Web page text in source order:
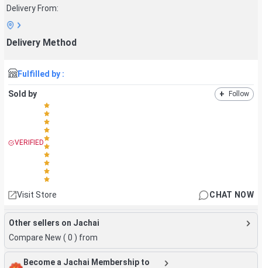
Delivery From:
Delivery Method
Fulfilled by :
Sold by + Follow
VERIFIED
Visit Store CHAT NOW
Other sellers on Jachai
Compare New ( 0 ) from
Become a Jachai Membership to